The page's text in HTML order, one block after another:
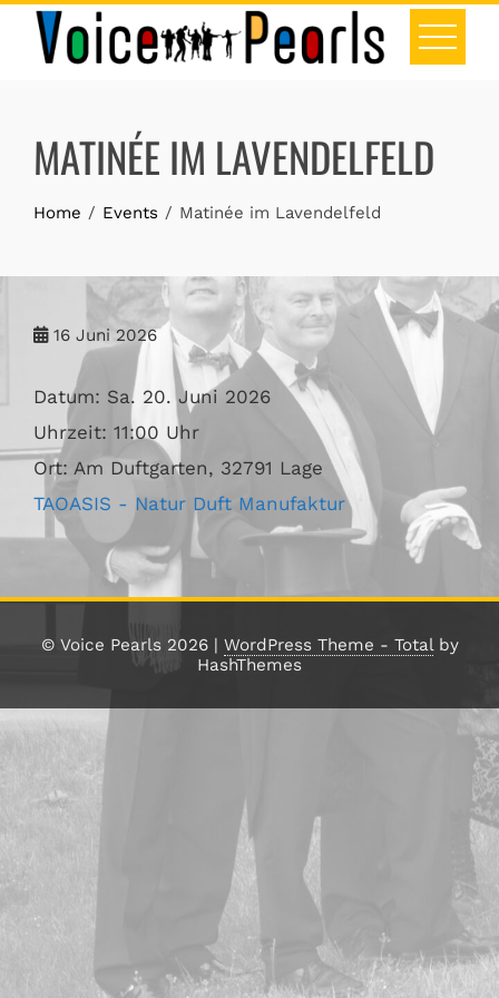
Skip
MATINÉE IM LAVENDELFELD
Home Events Matinée im Lavendelfeld
16 Juni 2026
Datum: Sa. 20. Juni 2026
Uhrzeit: 11:00 Uhr
Ort: Am Duftgarten, 32791 Lage
TAOASIS - Natur Duft Manufaktur
© Voice Pearls 2026| WordPress Theme - Totalby
HashThemes